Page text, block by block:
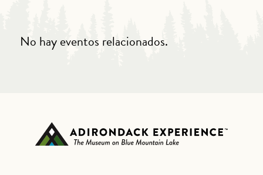
No hay eventos relacionados.